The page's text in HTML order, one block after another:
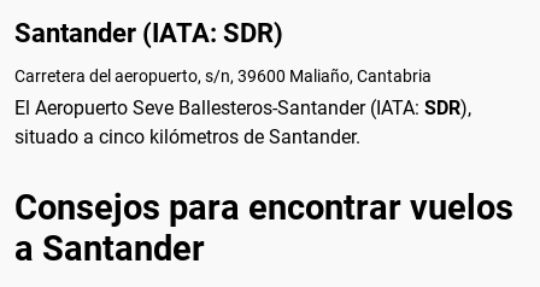
Santander (IATA: SDR)
Carretera del aeropuerto, s/n, 39600 Maliaño, Cantabria
El Aeropuerto Seve Ballesteros-Santander (IATA: SDR),
situado a cinco kilómetros de Santander.
Consejos para encontrar vuelos
a Santander